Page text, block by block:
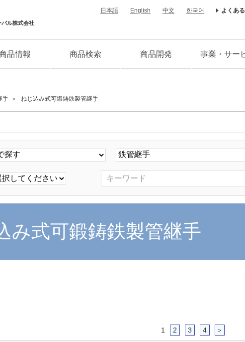
バル株式会社
日本語 English 中文 한국어 よくあ
品情報 商品検索 商品開発 事業・サー
手 ねじ込み式可鍛鋳鉄製管継手
み式可鍛鋳鉄製管継手
1 2 3 4 ＞